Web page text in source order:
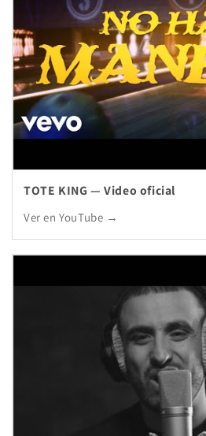
TOTE KING — Video oficial
Ver en YouTube →